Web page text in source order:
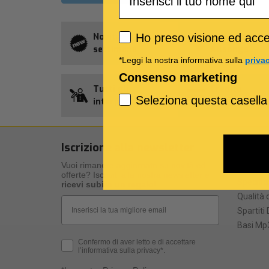
Novità della
settimana
Tutti gli
interpreti
Songnet
Iscrizione alla newsletter
Vuoi rimanere aggiornato su novità ed
offerte? Iscriviti alla nostra newsletter e
ricevi subito un regalo
Privacy Policy
Confermo di aver letto e di accettare
l’informativa sulla privacy*.
Qualità
Spartiti
Basi
Privacy policy
Ho preso visione ed
*Leggi la nostra informativa sulla
Consenso marketing
Seleziona questa